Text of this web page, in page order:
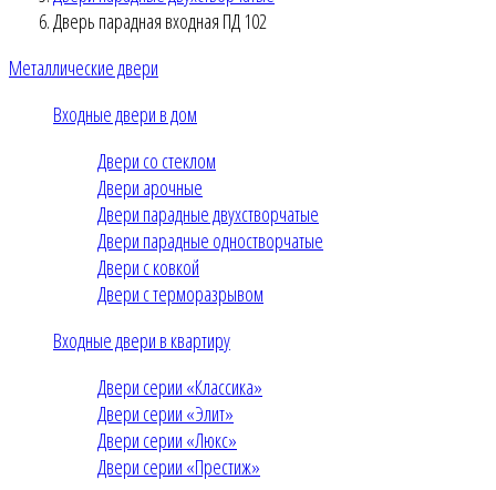
Дверь парадная входная ПД 102
Металлические двери
Входные двери в дом
Двери со стеклом
Двери арочные
Двери парадные двухстворчатые
Двери парадные одностворчатые
Двери с ковкой
Двери с терморазрывом
Входные двери в квартиру
Двери серии «Классика»
Двери серии «Элит»
Двери серии «Люкс»
Двери серии «Престиж»